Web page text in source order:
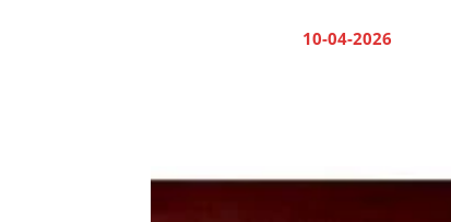
10-04-2026